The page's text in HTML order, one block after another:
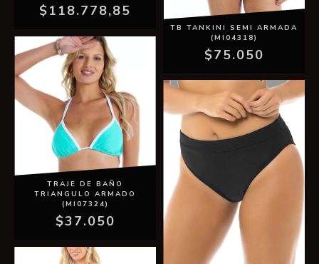
$118.778,85
TRAJE DE BAÑO
TRIANGULO ARMADO
(MI07324)
$37.050
TB TANKINI SEMI ARMADA
(MI04318)
$75.050